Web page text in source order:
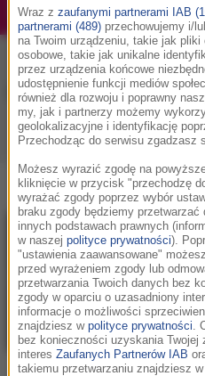
Muzyka w RMF
Playlista Hity
Wraz z zaufanymi partnerami IAB
partnerami (489) przechowujemy i/
na Twoim urządzeniu, takie jak
osobowe, takie jak unikalne
przez urządzenia końcowe
udostępnienie funkcji mediów
również dla rozwoju i poprawny
my, jak i partnerzy możemy
geolokalizacyjne i identyfikację
Przechodząc do serwisu zgadzasz
Możesz wyrazić zgodę na
kliknięcie w przycisk "przechodzę
wyrażać zgody poprzez wybór
braku zgody będziemy
innych podstawach prawnych
w naszej polityce prywatności).
"ustawienia zaawansowane"
przed wyrażeniem zgody lub
przetwarzania Twoich danych bez
zgody w oparciu o uzasadniony
informacje o możliwości
znajdziesz w polityce prywatności .
bez konieczności uzyskania Twojej
interes Zaufanych Partnerów IAB
takiemu przetwarzaniu znajdziesz